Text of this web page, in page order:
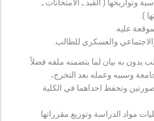
وتواريخها ( القيد ـ الامتحانات ـ
).
عليه.
والعسكري للطالب.
به بيان لما يتضمنه ملفه فضلاً
وسببه وعمله بعد التخرج،
وتحفظ احداهما في الكلية
مواد الدراسة وتوزيع مقرراتها